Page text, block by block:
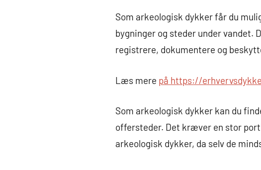
Som arkeologisk dykker får du
bygninger og steder under
registrere, dokumentere og
Læs mere på https://
Som arkeologisk dykker kan du
offersteder. Det kræver en stor
arkeologisk dykker, da selv de